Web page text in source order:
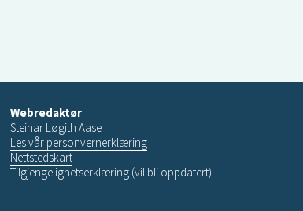
Webredaktør
Steinar Løgith Aase
Les vår personvernerklæring
Nettstedskart
Tilgjengelighetserklæring (vil bli oppdatert)